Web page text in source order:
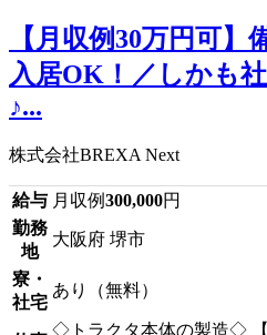
【月収例30万円可】
入居OK！／しかも
♪...
株式会社BREXA Next
給与 月収例300,000円
勤務
地
大阪府 堺市
寮・
社宅
あり（無料）
◇トラクタ本体の製造◇